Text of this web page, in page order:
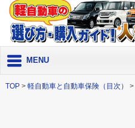
MENU
TOP> 軽自動車と自動車保険（目次） >